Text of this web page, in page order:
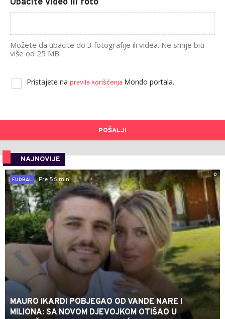
Možete da ubacite do 3 fotografije ili videa. Ne smije biti
više od 25 MB.
Pristajete na pravila korišćenja Mondo portala.
POŠALJI
NAJNOVIJE
0
FUDBAL
Pre 56 min
MAURO IKARDI POBJEGAO OD VANDE NARE I
MILIONA: SA NOVOM DJEVOJKOM OTIŠAO U